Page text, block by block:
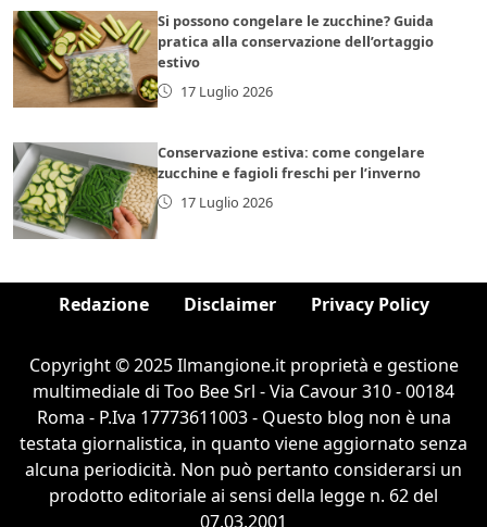
Si possono congelare le zucchine? Guida
pratica alla conservazione dell’ortaggio
estivo
17 Luglio 2026
Conservazione estiva: come congelare
zucchine e fagioli freschi per l’inverno
17 Luglio 2026
Redazione Disclaimer Privacy Policy
Copyright © 2025 Ilmangione.it proprietà e gestione
multimediale di Too Bee Srl - Via Cavour 310 - 00184
Roma - P.Iva 17773611003 - Questo blog non è una
testata giornalistica, in quanto viene aggiornato senza
alcuna periodicità. Non può pertanto considerarsi un
prodotto editoriale ai sensi della legge n. 62 del
07.03.2001